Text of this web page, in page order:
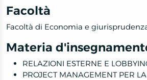
Facoltà
Facoltà di Economia e
Materia
RELAZIONI ESTERNE E
PROJECT MANAGEMENT PER